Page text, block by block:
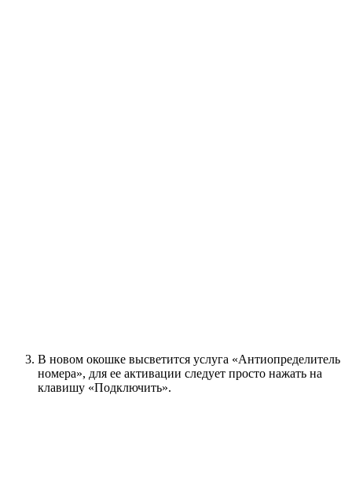
В новом окошке высветится услуга «Антиопределитель
номера», для ее активации следует просто нажать на
клавишу «Подключить».